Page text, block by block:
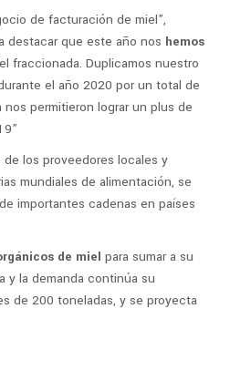
de facturación de miel”,
destacar que este año nos hemos
fraccionada. Duplicamos nuestro
el año 2020 por un total de
permitieron lograr un plus de
los proveedores locales y
mundiales de alimentación, se
importantes cadenas en países
de miel para sumar a su
y la demanda continúa su
de 200 toneladas, y se proyecta